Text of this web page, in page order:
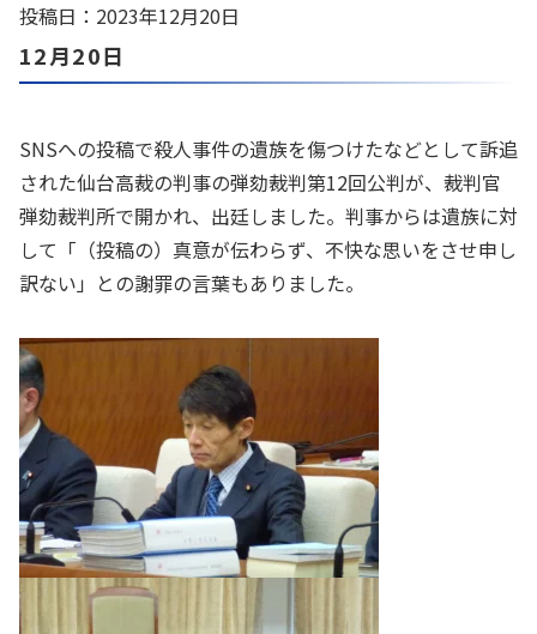
投稿日：2023年12月20日
12月20日
SNSへの投稿で殺人事件の遺族を傷つけたなどとして訴追
された仙台高裁の判事の弾劾裁判第12回公判が、裁判官
弾劾裁判所で開かれ、出廷しました。判事からは遺族に対
して「（投稿の）真意が伝わらず、不快な思いをさせ申し
訳ない」との謝罪の言葉もありました。